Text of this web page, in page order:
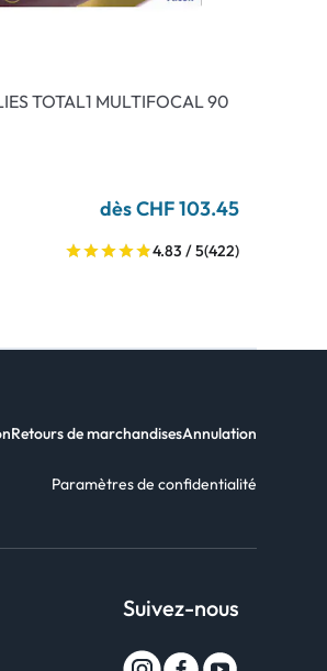
TOTAL1 MULTIFOCAL 90
dès CHF 103.45
4.83 / 5(422)
Retours de marchandisesAnnulation
Paramètres de confidentialité
Suivez-nous